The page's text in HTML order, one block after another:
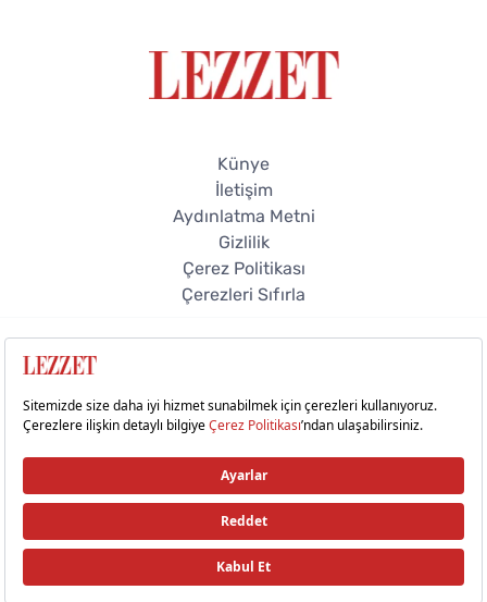
Künye
İletişim
Aydınlatma Metni
Gizlilik
Çerez Politikası
Çerezleri Sıfırla
© 2026 Lezzet Online. Tüm hakları saklıdır.